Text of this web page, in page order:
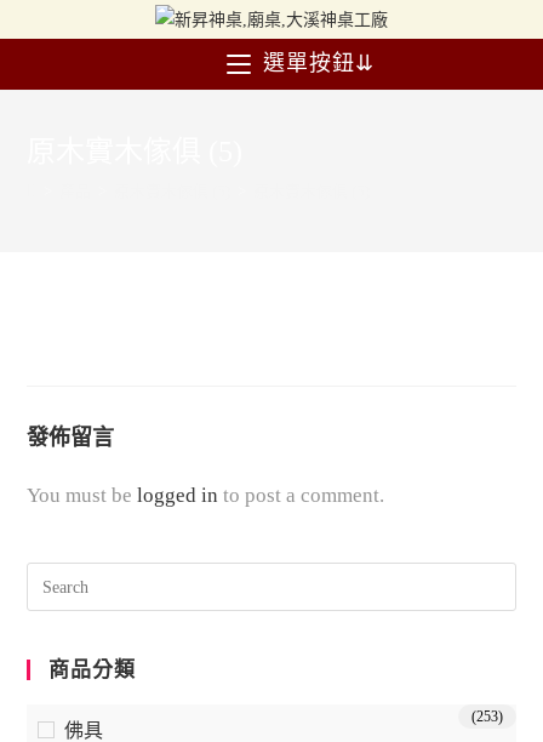
選單按鈕⇊
發佈留言
You must belogged in to post a comment.
商品分類
佛具
(253)